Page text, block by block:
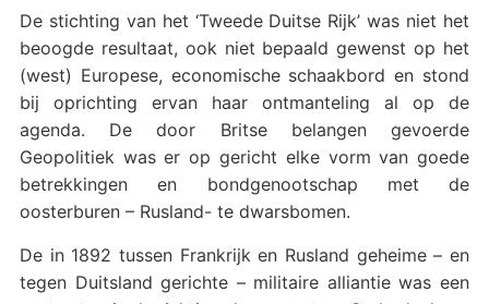
De stichting van het ‘Tweede Duitse Rijk’ was niet het
beoogde resultaat, ook niet bepaald gewenst op het
(west) Europese, economische schaakbord en stond
bij oprichting ervan haar ontmanteling al op de
agenda. De door Britse belangen gevoerde
Geopolitiek was er op gericht elke vorm van goede
betrekkingen en bondgenootschap met de
oosterburen – Rusland- te dwarsbomen.
De in 1892 tussen Frankrijk en Rusland geheime – en
tegen Duitsland gerichte – militaire alliantie was een